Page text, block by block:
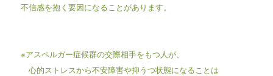
不信感を抱く要因になることがあります。
※アスペルガー症候群の交際相手をもつ人が、
心的ストレスから不安障害や抑うつ状態になることは